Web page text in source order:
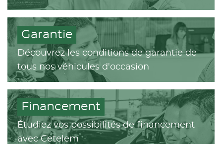
Garantie
Découvrez les conditions de garantie de
tous nos véhicules d'occasion
Financement
Étudiez vos possibilités de financement
avec Cetelem